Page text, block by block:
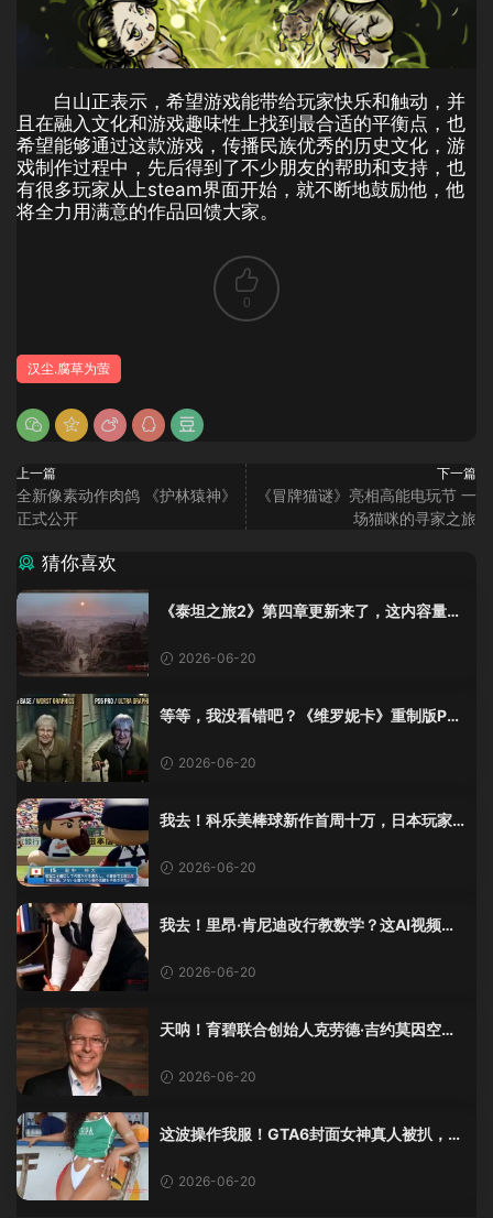
白山正表示，希望游戏能带给玩家快乐和触动，并
且在融入文化和游戏趣味性上找到最合适的平衡点，也
希望能够通过这款游戏，传播民族优秀的历史文化，游
戏制作过程中，先后得到了不少朋友的帮助和支持，也
有很多玩家从上steam界面开始，就不断地鼓励他，他
将全力用满意的作品回馈大家。
0
汉尘.腐草为萤
上一篇
全新像素动作肉鸽 《护林猿神》
正式公开
下一篇
《冒牌猫谜》亮相高能电玩节 一
场猫咪的寻家之旅
猜你喜欢
《泰坦之旅2》第四章更新来了，这内容量感
2026-06-20
等等，我没看错吧？《维罗妮卡》重制版PS
2026-06-20
我去！科乐美棒球新作首周十万，日本玩家
2026-06-20
我去！里昂·肯尼迪改行教数学？这AI视频全
2026-06-20
天呐！育碧联合创始人克劳德·吉约莫因空难
2026-06-20
这波操作我服！GTA6封面女神真人被扒，网
2026-06-20